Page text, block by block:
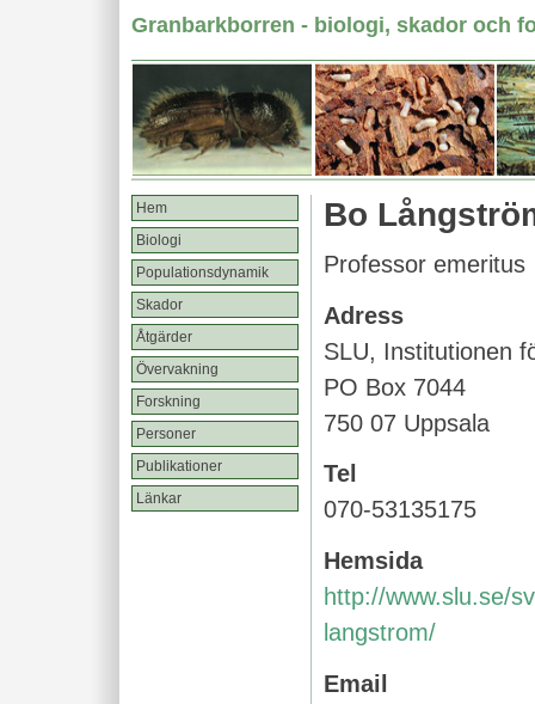
Granbarkborren - biologi, skador och
Hem
Biologi
Populationsdynamik
Skador
Åtgärder
Övervakning
Forskning
Personer
Publikationer
Länkar
Bo
Professor emeritus
Adress
SLU, Institutionen
PO Box 7044
750 07 Uppsala
Tel
070-53135175
Hemsida
http://www.slu.se/
langstrom/
Email